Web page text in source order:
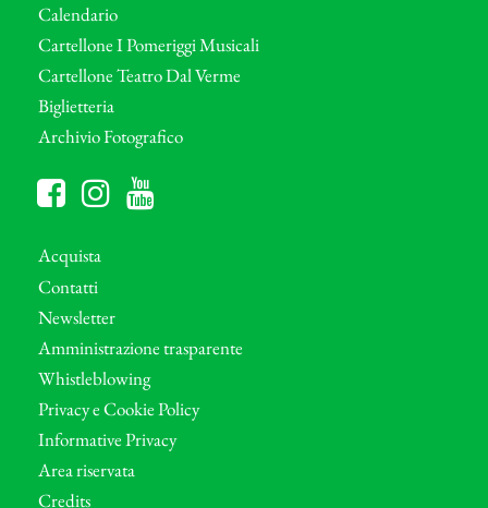
Calendario
Cartellone I Pomeriggi Musicali
Cartellone Teatro Dal Verme
Biglietteria
Archivio Fotografico
Acquista
Contatti
Newsletter
Amministrazione trasparente
Whistleblowing
Privacy e Cookie Policy
Informative Privacy
Area riservata
Credits